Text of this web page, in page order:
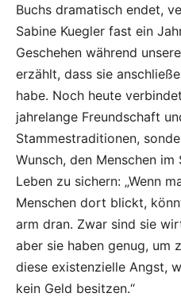
Buchs dramatisch endet,
Sabine Kuegler fast ein
Geschehen während
erzählt, dass sie
habe. Noch heute
jahrelange Freundschaft
Stammestraditionen,
Wunsch, den Menschen
Leben zu sichern: „Wenn
Menschen dort blickt,
arm dran. Zwar sind sie
aber sie haben genug, um
diese existenzielle Angst,
kein Geld besitzen.“